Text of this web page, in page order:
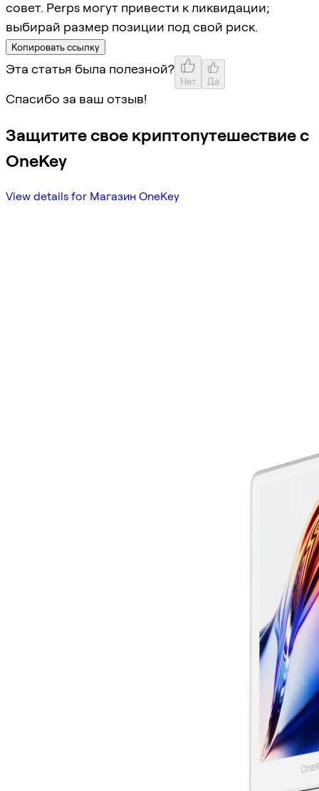
совет. Perps могут привести к ликвидации;
выбирай размер позиции под свой риск.
Копировать ссылку
Эта статья была полезной?
Нет Да
Спасибо за ваш отзыв!
Защитите свое криптопутешествие с
OneKey
View details for Магазин OneKey